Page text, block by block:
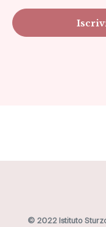
© 2022 Istituto